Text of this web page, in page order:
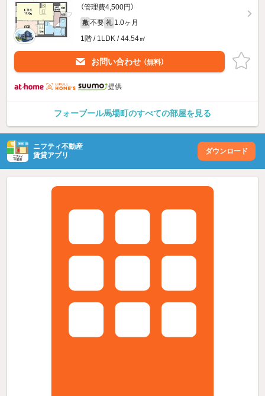
（管理費4,500円）
敷 不要 礼 1.0ヶ月
1階 / 1LDK / 44.54㎡
お問い合わせ （無料）
提供
フォーブール馬場町のすべての部屋を見る
ニフティ不動産
賃貸アプリ
ダウンロード